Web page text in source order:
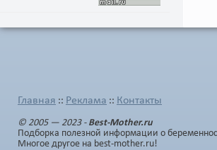
Главная :: Реклама :: Контакты
© 2005 — 2023 - Best-Mother.ru
Подборка полезной информации о
Многое другое на best-mother.ru!